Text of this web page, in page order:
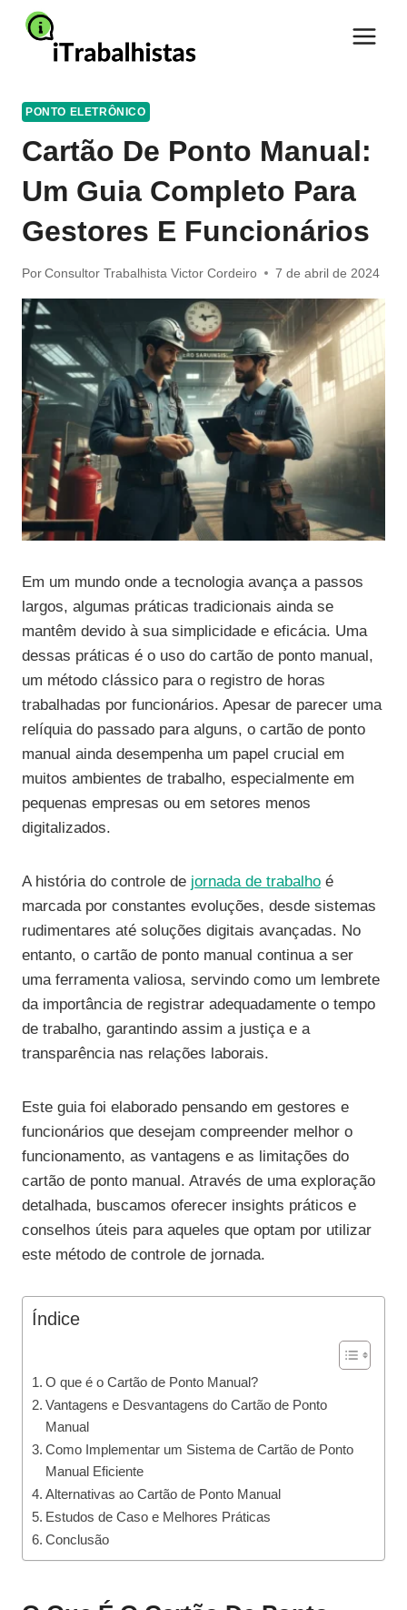
Pular
para
PONTO ELETRÔNICO
Cartão De Ponto Manual:
Um Guia Completo Para
Gestores E Funcionários
Por Consultor Trabalhista Victor Cordeiro 7 de abril de 2024
Em um mundo onde a tecnologia avança a passos
largos, algumas práticas tradicionais ainda se
mantêm devido à sua simplicidade e eficácia. Uma
dessas práticas é o uso do cartão de ponto manual,
um método clássico para o registro de horas
trabalhadas por funcionários. Apesar de parecer uma
relíquia do passado para alguns, o cartão de ponto
manual ainda desempenha um papel crucial em
muitos ambientes de trabalho, especialmente em
pequenas empresas ou em setores menos
digitalizados.
A história do controle de jornada de trabalho é
marcada por constantes evoluções, desde sistemas
rudimentares até soluções digitais avançadas. No
entanto, o cartão de ponto manual continua a ser
uma ferramenta valiosa, servindo como um lembrete
da importância de registrar adequadamente o tempo
de trabalho, garantindo assim a justiça e a
transparência nas relações laborais.
Este guia foi elaborado pensando em gestores e
funcionários que desejam compreender melhor o
funcionamento, as vantagens e as limitações do
cartão de ponto manual. Através de uma exploração
detalhada, buscamos oferecer insights práticos e
conselhos úteis para aqueles que optam por utilizar
este método de controle de jornada.
Índice
O que é o Cartão de Ponto Manual?
Vantagens e Desvantagens do Cartão de Ponto
Manual
Como Implementar um Sistema de Cartão de Ponto
Manual Eficiente
Alternativas ao Cartão de Ponto Manual
Estudos de Caso e Melhores Práticas
Conclusão